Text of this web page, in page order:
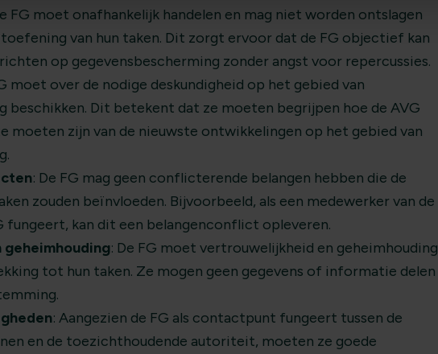
FG moet onafhankelijk handelen en mag niet worden ontslagen
van hun taken. Dit zorgt ervoor dat de FG objectief kan
op gegevensbescherming zonder angst voor repercussies.
moet over de nodige deskundigheid op het gebied van
beschikken. Dit betekent dat ze moeten begrijpen hoe de AVG
moeten zijn van de nieuwste ontwikkelingen op het gebied van
: De FG mag geen conflicterende belangen hebben die de
zouden beïnvloeden. Bijvoorbeeld, als een medewerker van de
fungeert, kan dit een belangenconflict opleveren.
: De FG moet vertrouwelijkheid en geheimhouding
tot hun taken. Ze mogen geen gegevens of informatie delen
: Aangezien de FG als contactpunt fungeert tussen de
en de toezichthoudende autoriteit, moeten ze goede